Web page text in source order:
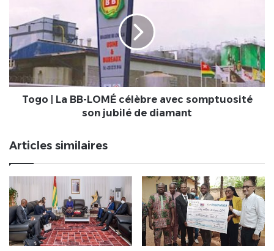
29
avril
:
des
élections
LOMÉ
célèbre
avec
somptuosité
son
jubiléTogo | La BB-LOMÉ célèbre avec somptuosité
son jubilé de diamant
Articles similaires